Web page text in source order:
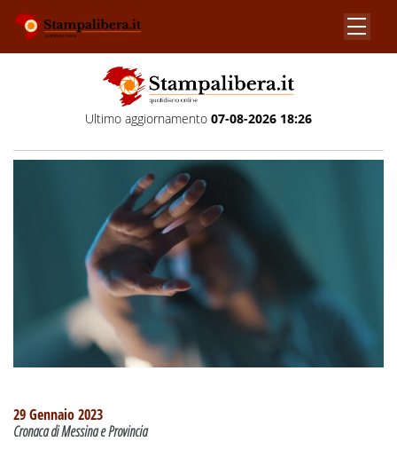
Ultimo aggiornamento 07-08-2026 18:26
29 Gennaio 2023
Cronaca di Messina e Provincia